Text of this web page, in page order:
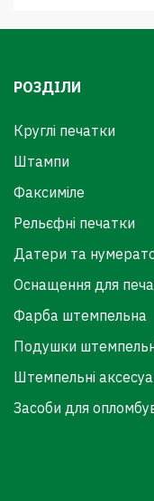
РОЗДІЛИ
Круглі печатки
Штампи
Факсиміле
Рельєфні печатки
Датери та
Оснащення для
Фарба штемпельна
Подушки
Штемпельні
Засоби для